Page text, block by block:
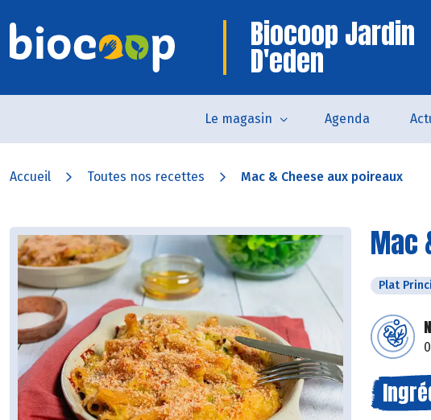
Biocoop Jardin
D'eden
Le magasin Agenda
Accueil Toutes nos recettes Mac & Cheese aux poireaux
Mac
Plat